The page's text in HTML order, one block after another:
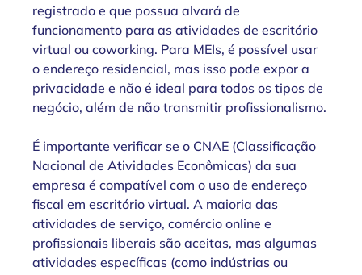
registrado e que possua alvará de
funcionamento para as atividades de escritório
virtual ou coworking. Para MEIs, é possível usar
o endereço residencial, mas isso pode expor a
privacidade e não é ideal para todos os tipos de
negócio, além de não transmitir profissionalismo.
É importante verificar se o CNAE (Classificação
Nacional de Atividades Econômicas) da sua
empresa é compatível com o uso de endereço
fiscal em escritório virtual. A maioria das
atividades de serviço, comércio online e
profissionais liberais são aceitas, mas algumas
atividades específicas (como indústrias ou